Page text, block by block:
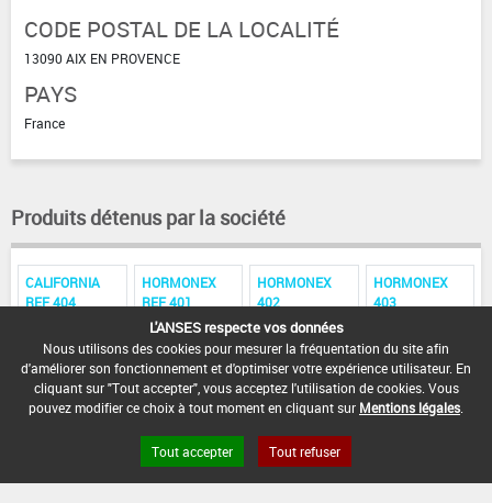
CODE POSTAL DE LA LOCALITÉ
13090 AIX EN PROVENCE
PAYS
France
Produits détenus par la société
CALIFORNIA
REF 404
HORMONEX
REF 401
HORMONEX
402
HORMONEX
403
HORMONEX.401.B
L'ANSES respecte vos données
Nous utilisons des cookies pour mesurer la fréquentation du site afin
d'améliorer son fonctionnement et d'optimiser votre expérience utilisateur. En
cliquant sur "Tout accepter", vous acceptez l'utilisation de cookies. Vous
pouvez modifier ce choix à tout moment en cliquant sur Mentions légales
Tout accepter Tout refuser